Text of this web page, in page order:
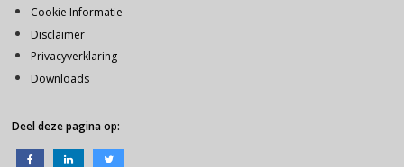
Cookie Informatie
Disclaimer
Privacyverklaring
Downloads
Deel deze pagina op: